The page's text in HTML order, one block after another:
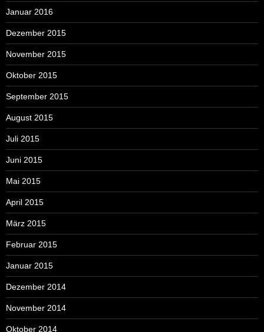
Januar 2016
Dezember 2015
November 2015
Oktober 2015
September 2015
August 2015
Juli 2015
Juni 2015
Mai 2015
April 2015
März 2015
Februar 2015
Januar 2015
Dezember 2014
November 2014
Oktober 2014